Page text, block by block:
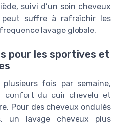
suivi d’un soin cheveux
suffire à rafraîchir les
lavage globale.
pour les sportives et
fois par semaine,
confort du cuir chevelu et
Pour des cheveux ondulés
un lavage cheveux plus